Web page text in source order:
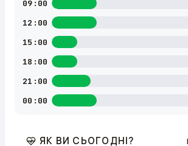
09:00
12:00
15:00
18:00
21:00
00:00
ЯК ВИ СЬОГОДНІ?